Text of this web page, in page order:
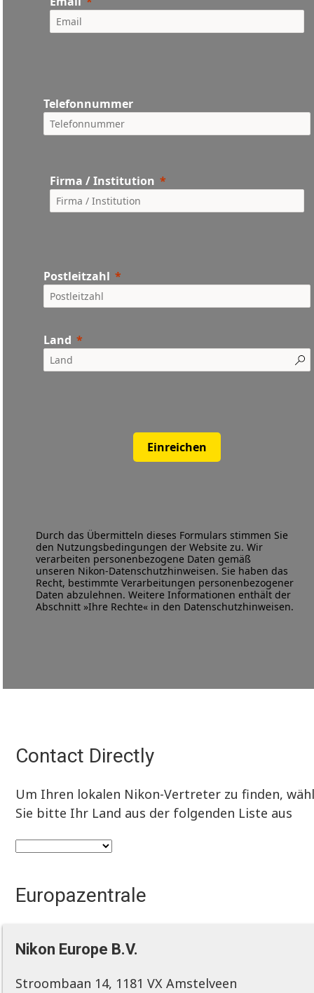
Telefonnummer
Firma / Institution
Postleitzahl
Land
Einreichen
Durch das Übermitteln dieses Formulars stimmen Sie
den Nutzungsbedingungen der Website zu. Wir
verarbeiten personenbezogene Daten gemäß
unseren Nikon-Datenschutzhinweisen. Sie haben das
Recht, bestimmte Verarbeitungen personenbezogener
Daten abzulehnen. Weitere Informationen enthält der
Abschnitt »Ihre Rechte« in den Datenschutzhinweisen.
Contact Directly
Um Ihren lokalen Nikon-Vertreter zu finden,
Sie bitte Ihr Land aus der folgenden Liste aus
Europazentrale
Nikon Europe B.V.
Stroombaan 14, 1181 VX Amstelveen